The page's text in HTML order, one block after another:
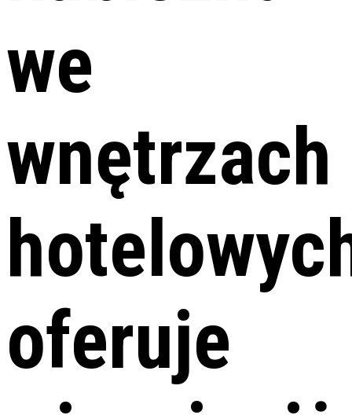
we
wnętrzach
oferuje